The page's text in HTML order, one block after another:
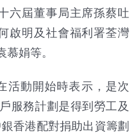
六屆董事局主席孫蔡吐
啟明及社會福利署荃灣
娟等。
動開始時表示，是次
服務計劃是得到勞工及
香港配對捐助出資籌劃